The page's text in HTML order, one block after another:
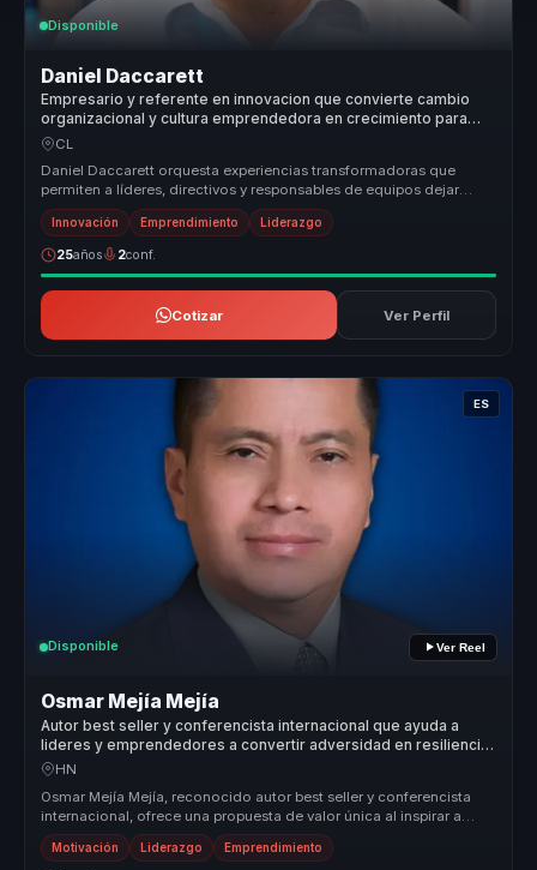
Disponible
Daniel Daccarett
Empresario y referente en innovacion que convierte cambio
organizacional y cultura emprendedora en crecimiento para
lideres y empresas.
CL
Daniel Daccarett orquesta experiencias transformadoras que
permiten a líderes, directivos y responsables de equipos dejar
atrás la desali...
Innovación Emprendimiento Liderazgo
25años 2conf.
Cotizar Ver Perfil
ES
Disponible Ver Reel
Osmar Mejía Mejía
Autor best seller y conferencista internacional que ayuda a
lideres y emprendedores a convertir adversidad en resiliencia,
accion y mentalidad emprendedora.
HN
Osmar Mejía Mejía, reconocido autor best seller y conferencista
internacional, ofrece una propuesta de valor única al inspirar a
miles co...
Motivación Liderazgo Emprendimiento